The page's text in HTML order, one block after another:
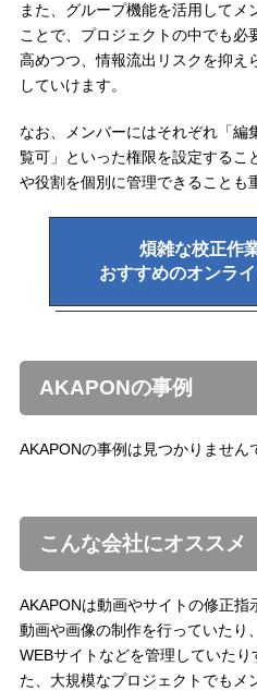
また、グループ機能を活用してメ
ことで、プロジェクトの中でも必
高めつつ、情報流出リスクを抑え
していけます。
なお、メンバーにはそれぞれ「編
覧可」といった権限を設定するこ
や役割を個別に管理できることも
煩雑な校正作
おすすめのオンラ
AKAPONの事例
AKAPONの事例は見つかりません
こんな会社にオススメ
AKAPONは動画やサイトの修正指
動画や画像の制作を行っていたり
WEBサイトなどを管理していた
た、大規模なプロジェクトでもメ